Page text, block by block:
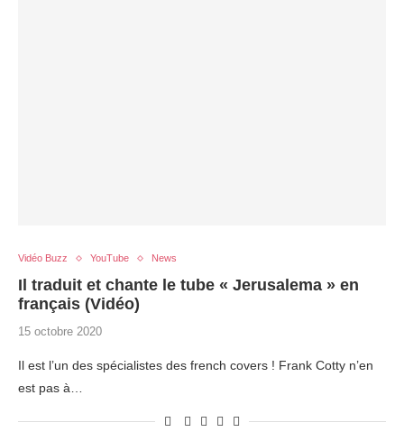
Vidéo Buzz YouTube News
Il traduit et chante le tube « Jerusalema » en
français (Vidéo)
15 octobre 2020
Il est l’un des spécialistes des french covers ! Frank Cotty n’en
est pas à…